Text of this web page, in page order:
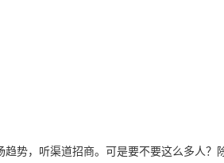
势，听渠道招商。可是要不要这么多人？